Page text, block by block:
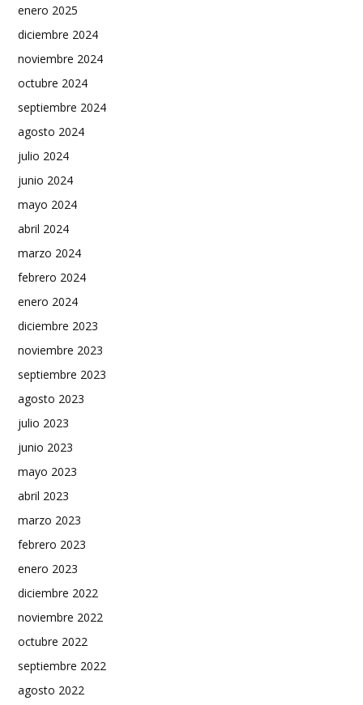
enero 2025
diciembre 2024
noviembre 2024
octubre 2024
septiembre 2024
agosto 2024
julio 2024
junio 2024
mayo 2024
abril 2024
marzo 2024
febrero 2024
enero 2024
diciembre 2023
noviembre 2023
septiembre 2023
agosto 2023
julio 2023
junio 2023
mayo 2023
abril 2023
marzo 2023
febrero 2023
enero 2023
diciembre 2022
noviembre 2022
octubre 2022
septiembre 2022
agosto 2022